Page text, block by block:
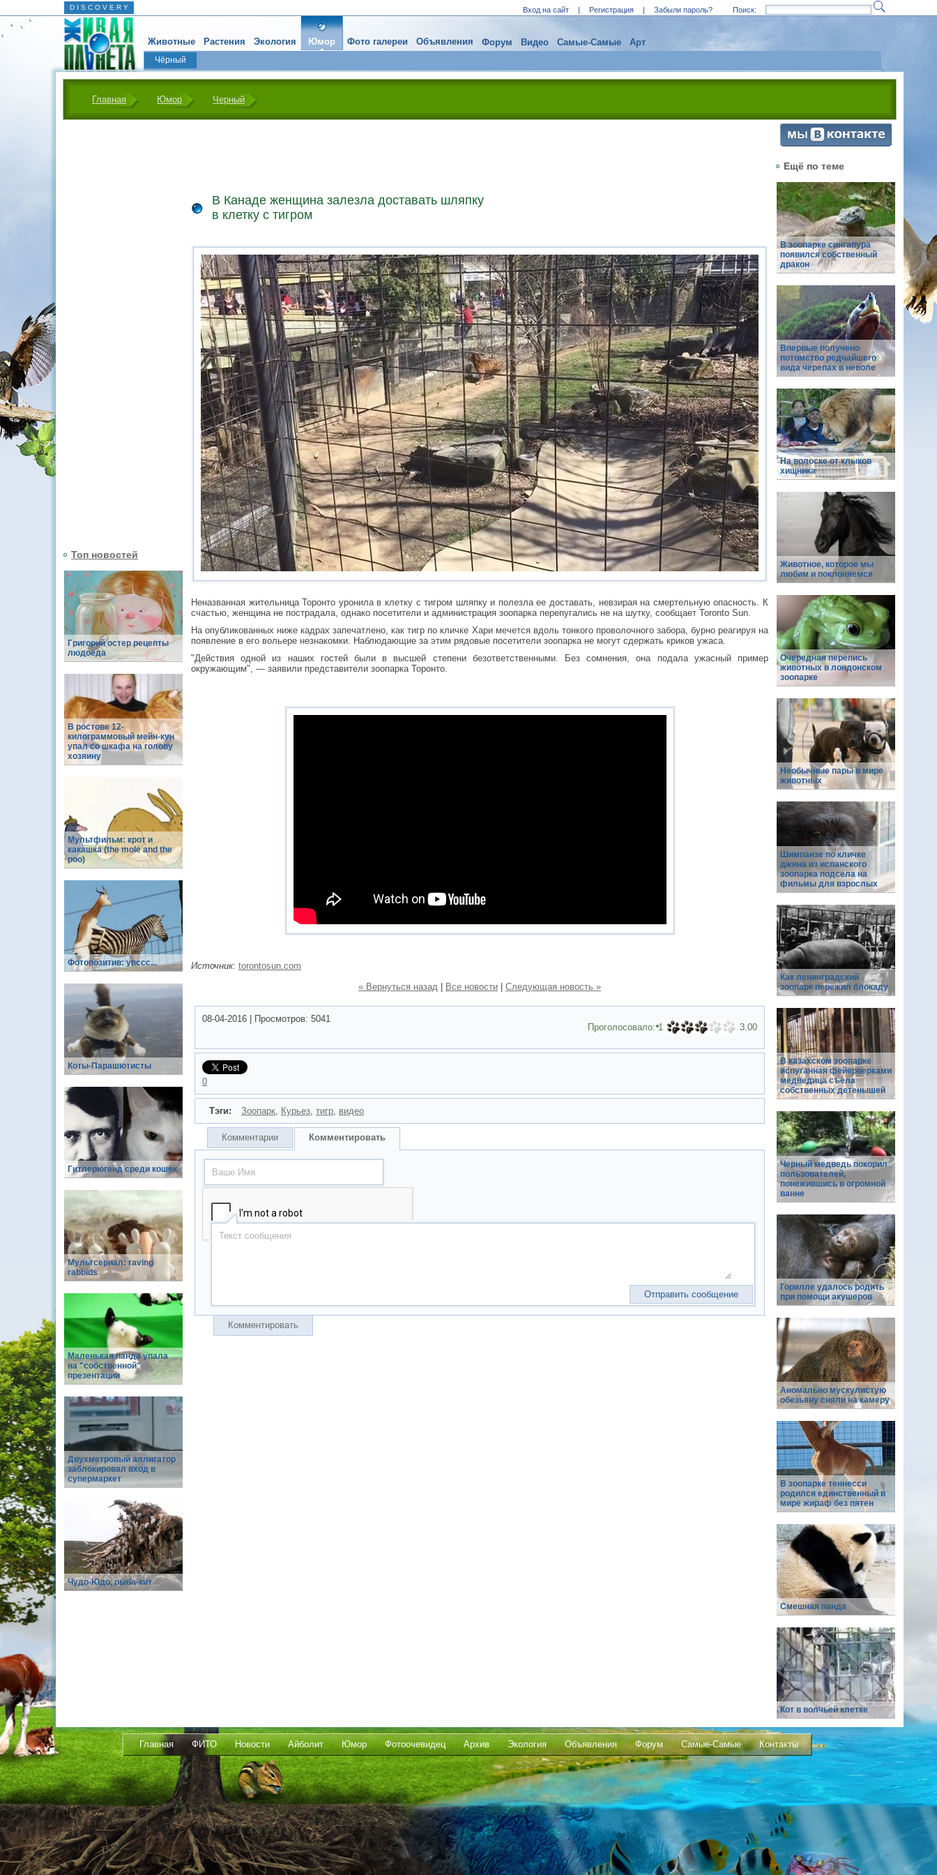
D I S C O V E R Y Вход на сайт | Регистрация | Забыли пароль? Поиск:
Животные Растения Экология Юмор
Чёрный
Фото галереи Объявления Форум Видео Самые-Самые Арт
Главная Юмор Черный
Топ новостей
Григорий остер рецепты
людоеда
В ростове 12-
килограммовый мейн-кун
упал со шкафа на голову
хозяину
Мультфильм: крот и
какашка (the mole and the
poo)
Фотопозитив: упссс...
Коты-Парашютисты
Гитлерюгенд среди кошек
Мультсериал: raving
rabbids
Маленькая панда упала
на "собственной"
презентации
Двухметровый аллигатор
заблокировал вход в
супермаркет
Чудо-Юдо, рыба-кит
В Канаде женщина залезла доставать шляпку
в клетку с тигром
Неназванная жительница Торонто уронила в клетку с тигром шляпку и полезла ее доставать, невзирая на смертельную опасность. К
счастью, женщина не пострадала, однако посетители и администрация зоопарка перепугались не на шутку, сообщает Toronto Sun.
На опубликованных ниже кадрах запечатлено, как тигр по кличке Хари мечется вдоль тонкого проволочного забора, бурно реагируя на
появление в его вольере незнакомки. Наблюдающие за этим рядовые посетители зоопарка не могут сдержать криков ужаса.
"Действия одной из наших гостей были в высшей степени безответственными. Без сомнения, она подала ужасный пример
окружающим", — заявили представители зоопарка Торонто.
Источник: torontosun.com
« Вернуться назад
Все новости Следующая новость »
08-04-2016 Просмотров: 5041
Проголосовало:1 3.00
0
Тэги: Зоопарк, Курьез, тигр, видео
Комментарии Комментировать
Комментировать
Ещё по теме
В зоопарке сингапура
появился собственный
дракон
Впервые получено
потомство редчайшего
вида черепах в неволе
На волоске от клыков
хищника
Животное, которое мы
любим и поклоняемся
Очередная перепись
животных в лондонском
зоопарке
Необычные пары в мире
животных
Шимпанзе по кличке
джина из испанского
зоопарка подсела на
фильмы для взрослых
Как ленинградский
зоопарк пережил блокаду
В казахском зоопарке
испуганная фейерверками
медведица съела
собственных детенышей
Черный медведь покорил
пользователей,
понежившись в огромной
ванне
Горилле удалось родить
при помощи акушеров
Аномально мускулистую
обезьяну сняли на камеру
В зоопарке теннесси
родился единственный в
мире жираф без пятен
Смешная панда
Кот в волчьей клетке
Главная ФИТО Новости Айболит Юмор Фотоочевидец Архив Экология Объявления Форум Самые-Самые Контакты